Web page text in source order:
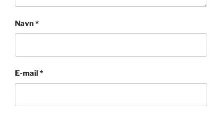
Navn*
E-mail*